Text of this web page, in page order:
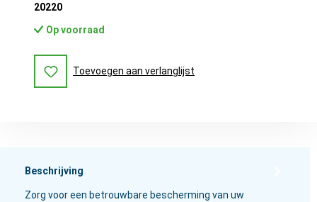
20220
Op voorraad
Toevoegen aan verlanglijst
Beschrijving
Zorg voor een betrouwbare bescherming van uw